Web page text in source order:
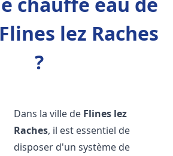
lez Raches
?
Dans la ville de Flines lez
Raches, il est essentiel de
disposer d'un système de